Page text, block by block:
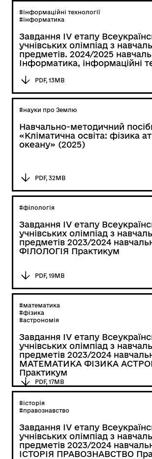
#інформаційні технології
#інформатика
Завдання ІV етапу
учнівських олімпіад з
предметів. 2024/2025
Інформатика, інформаційні
PDF, 13MB
#науки про Землю
Навчально-методичний
«Кліматична освіта: фізика
океану» (2025)
PDF, 32MB
#філологія
Завдання ІV етапу
учнівських олімпіад з
предметів 2023/2024
ФІЛОЛОГІЯ Практикум
PDF, 19MB
#математика
#фізика
#астрономія
Завдання ІV етапу
учнівських олімпіад з
предметів 2023/2024
МАТЕМАТИКА ФІЗИКА
Практикум
PDF, 17MB
#історія
#правознавство
Завдання ІV етапу
учнівських олімпіад з
предметів 2023/2024
ІСТОРІЯ ПРАВОЗНАВСТВО